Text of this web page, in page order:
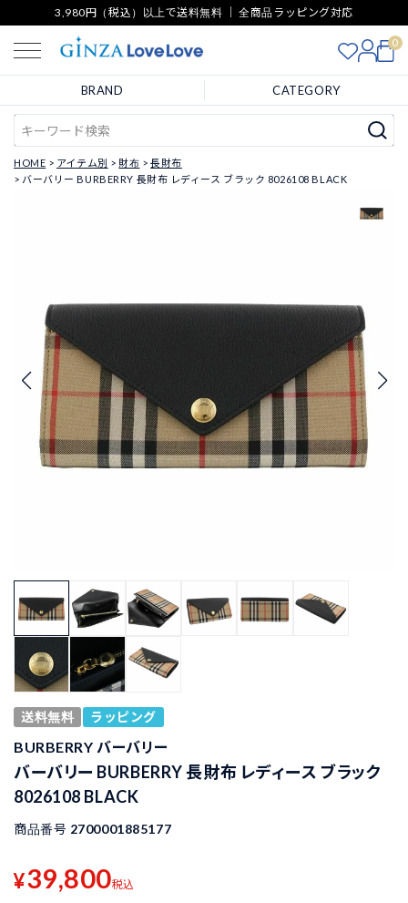
3,980円（税込）以上で送料無料 ｜ 全商品ラッピング対応
0
BRAND CATEGORY
HOME アイテム別 財布
長財布
バーバリー BURBERRY 長財布 レディース ブラック 8026108 BLACK
送料無料 ラッピング
BURBERRY バーバリー
バーバリー BURBERRY 長財布 レディース ブラック
8026108 BLACK
商品番号 2700001885177
¥39,800税込